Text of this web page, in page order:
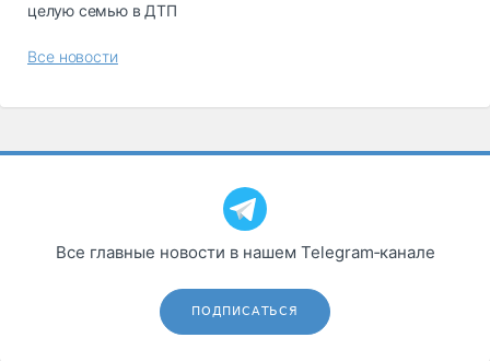
целую семью в ДТП
Все новости
Все главные новости в нашем Telegram‑канале
ПОДПИСАТЬСЯ